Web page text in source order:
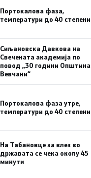
Портокалова фаза,
температури до 40 степени
Сиљановска Давкова на
Свечената академија по
повод „30 години Општина
Вевчани“
Портокалова фаза утре,
температури до 40 степени
На Табановце за влез во
државата се чека околу 45
минути